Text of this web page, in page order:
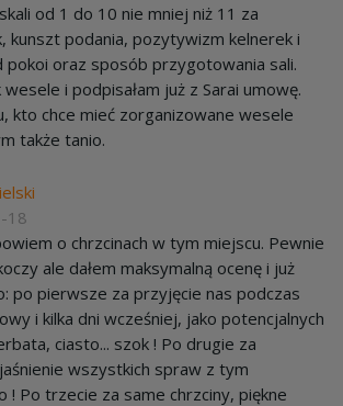
od 1 do 10 nie mniej niż 11 za
kunszt podania, pozytywizm kelnerek i
pokoi oraz sposób przygotowania sali.
i podpisałam już z Sarai umowę.
kto chce mieć zorganizowane wesele
także tanio.
18
o chrzcinach w tym miejscu. Pewnie
ale dałem maksymalną ocenę i już
po pierwsze za przyjęcie nas podczas
i kilka dni wcześniej, jako potencjalnych
ciasto... szok ! Po drugie za
wszystkich spraw z tym
! Po trzecie za same chrzciny, piękne